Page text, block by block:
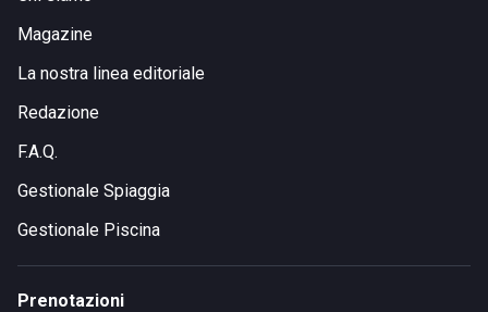
Magazine
La nostra linea editoriale
Redazione
F.A.Q.
Gestionale Spiaggia
Gestionale Piscina
Prenotazioni